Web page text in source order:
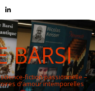
BARSI
fiction passionnelle –
d'amour intemporelles